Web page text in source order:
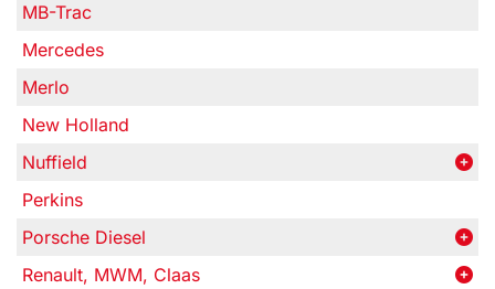
MB-Trac
Mercedes
Merlo
New Holland
Nuffield
Perkins
Porsche Diesel
Renault, MWM, Claas